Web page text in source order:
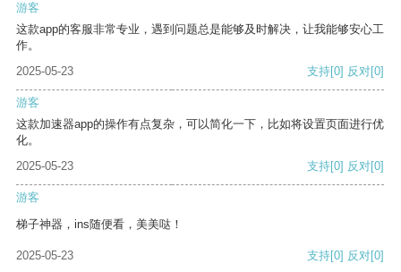
游客
这款app的客服非常专业，遇到问题总是能够及时解决，让我能够安心工
作。
2025-05-23
支持[0] 反对[0]
游客
这款加速器app的操作有点复杂，可以简化一下，比如将设置页面进行优
化。
2025-05-23
支持[0] 反对[0]
游客
梯子神器，ins随便看，美美哒！
2025-05-23 支持[0] 反对[0]